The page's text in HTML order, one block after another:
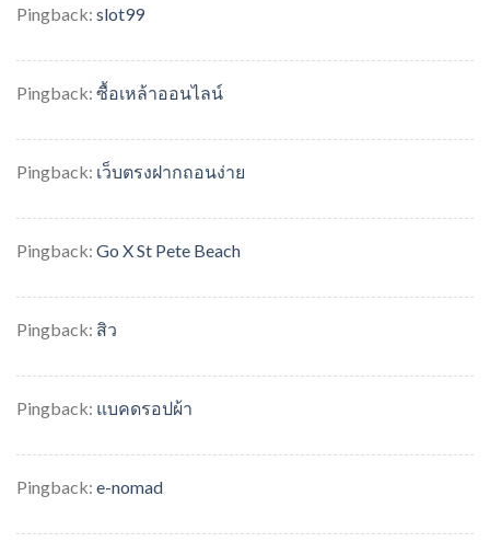
Pingback: slot99
Pingback: ซื้อเหล้าออนไลน์
Pingback: เว็บตรงฝากถอนง่าย
Pingback: Go X St Pete Beach
Pingback: สิว
Pingback: แบคดรอปผ้า
Pingback: e-nomad